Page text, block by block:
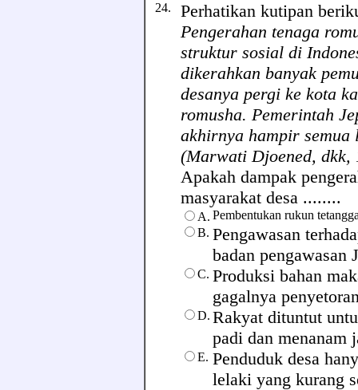
24. Perhatikan kutipan
Pengerahan tenaga
struktur sosial di
dikerahkan banyak
desanya pergi ke kota
romusha. Pemerintah
akhirnya hampir
(Marwati Djoened, dkk,
Apakah dampak
masyarakat desa ........
A. Pembentukan rukun
B. Pengawasan
badan pengawasan
C. Produksi bahan
gagalnya
D. Rakyat dituntut
padi dan menanam
E. Penduduk desa
lelaki yang kurang